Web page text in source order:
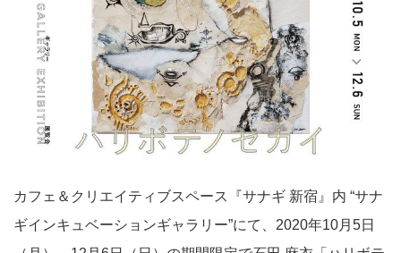
カフェ＆クリエイティブスペース『サナギ 新宿』内 “サナ
ギインキュベーションギャラリー”にて、2020年10月5日